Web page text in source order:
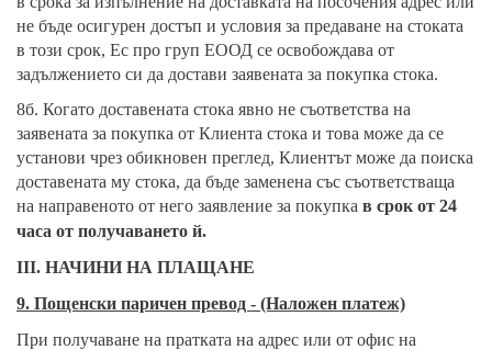
не бъде осигурен достъп и условия за предаване на стоката
в този срок, Ес про груп ЕООД се освобождава от
задължението си да достави заявената за покупка стока.
8б. Когато доставената стока явно не съответства на
заявената за покупка от Клиента стока и това може да се
установи чрез обикновен преглед, Клиентът може да поиска
доставената му стока, да бъде заменена със съответстваща
на направеното от него заявление за покупка в срок от 24
часа от получаването й.
III. НАЧИНИ НА ПЛАЩАНЕ
9. Пощенски паричен превод - (Наложен платеж)
При получаване на пратката на адрес или от офис на